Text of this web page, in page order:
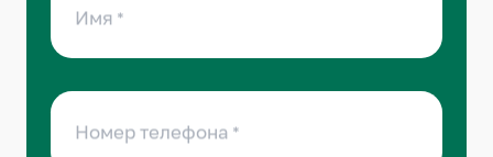
Имя
Номер телефона